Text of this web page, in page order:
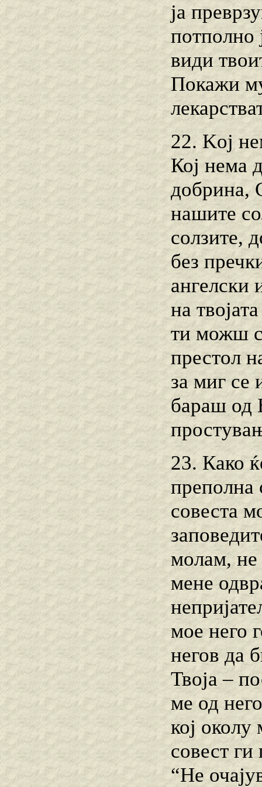
ја
потполно
види
Покажи
22. Koj
Кој нема
добрина,
нашите
солзите,
без
ангелски
на
ти можш
престол
за миг се
бараш од
23. Како
преполна
совеста
молам, не
мене
мое него
негов да
Твоја –
ме од
кој
совест
“Не